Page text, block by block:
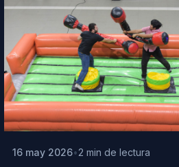
16 may 2026 2 min de lectura